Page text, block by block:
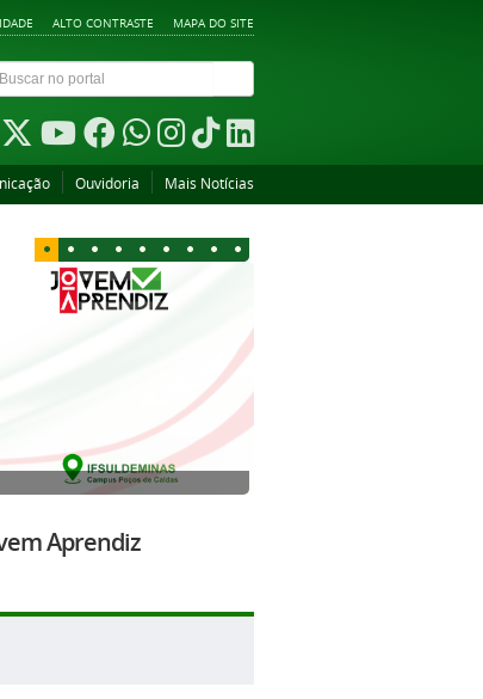
ALTO CONTRASTE MAPA DO SITE
Ouvidoria Mais Notícias
Aprendiz